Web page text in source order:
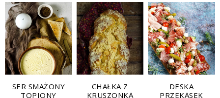
SER SMAŻONY
TOPIONY
CHAŁKA Z
KRUSZONKĄ
DESKA
PRZEKĄSEK